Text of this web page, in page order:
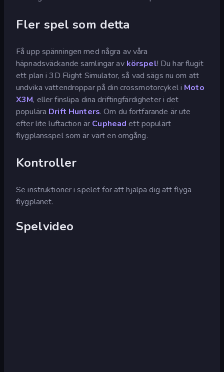
Fler spel som detta
Få upp spänningen med några av våra
häpnadsväckande samlingar av körspel! Du har flugit
ett plan i 3D Flight Simulator, så vad sägs nu om att
undvika vattendroppar på din crossmotorcykel i Moto
X3M, eller finslipa dina driftingfärdigheter i det
populära Drift Hunters. Om du fortfarande är ute
efter lite luftaction är Cuphead ett populärt
flygplansspel som är värt en omgång.
Kontroller
Se instruktioner i spelet för att hjälpa dig att flyga
flygplanet.
Spelvideo